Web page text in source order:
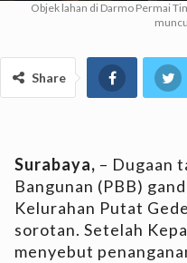
Objek lahan di Darmo Permai
Share
Surabaya, – Dugaan
Bangunan (PBB)
Kelurahan Putat
sorotan. Setelah
menyebut